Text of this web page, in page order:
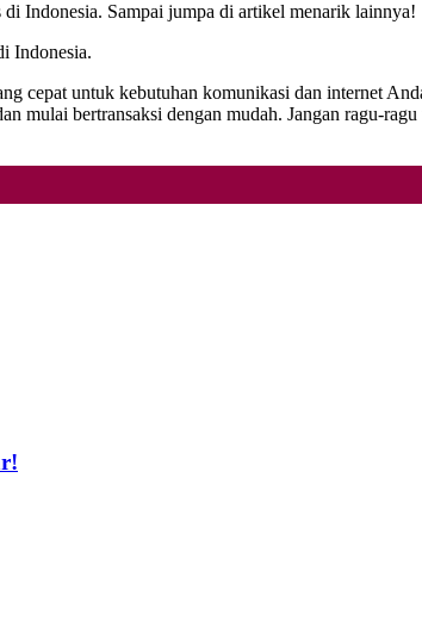
Indonesia. Sampai jumpa di artikel menarik lainnya!
Indonesia.
cepat untuk kebutuhan komunikasi dan internet
bertransaksi dengan mudah. Jangan ragu-ragu